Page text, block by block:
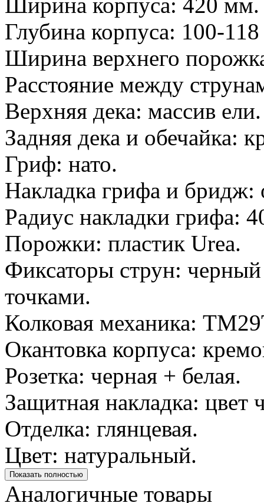
Глубина корпуса: 100-
Ширина верхнего
Расстояние между
Верхняя дека: массив ели.
Задняя дека и обечайка:
Гриф: нато.
Накладка грифа и бридж:
Радиус накладки грифа:
Порожки: пластик Urea.
Фиксаторы струн:
точками.
Колковая механика:
Окантовка корпуса:
Розетка: черная + белая.
Защитная накладка: цвет
Отделка: глянцевая.
Цвет: натуральный.
Показать полностью
Аналогичные товары